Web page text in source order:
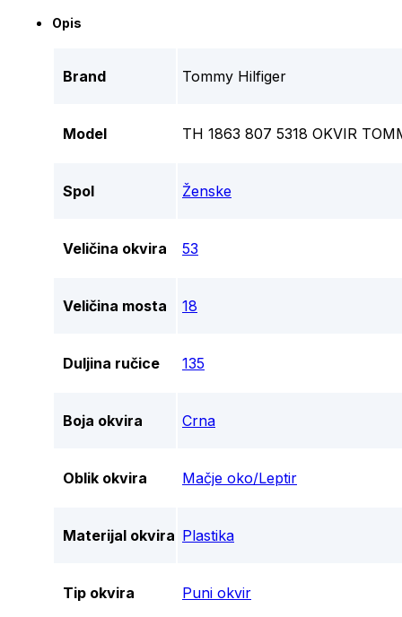
Opis
Brand Tommy Hilfiger
Model TH 1863 807 5318 OKVIR
Spol Ženske
Veličina okvira 53
Veličina mosta 18
Duljina ručice 135
Boja okvira Crna
Oblik okvira Mačje oko/Leptir
Materijal okvira Plastika
Tip okvira Puni okvir